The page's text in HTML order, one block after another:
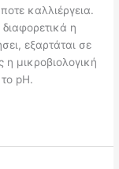
καλλιέργεια.
η
εξαρτάται σε
μικροβιολογική
pH.